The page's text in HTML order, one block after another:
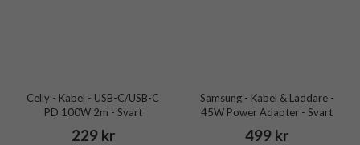
Celly - Kabel - USB-C/USB-C
PD 100W 2m - Svart
229 kr
Samsung - Kabel & Laddare -
45W Power Adapter - Svart
499 kr